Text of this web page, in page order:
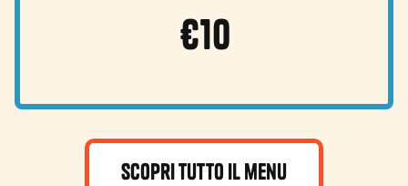
€10
Scopri tutto il menu